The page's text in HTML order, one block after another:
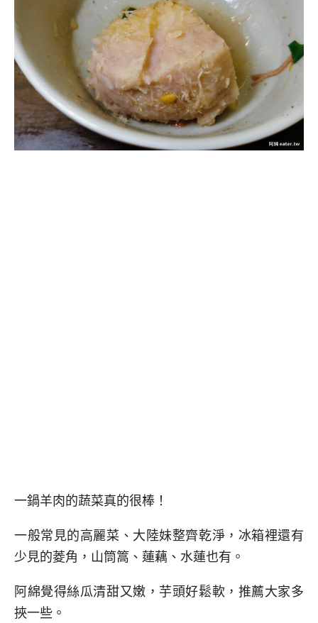
一鍋羊肉的蔬菜真的很棒！
一般常見的高麗菜、大陸妹整齊乾淨，冰箱裡還有
少見的菱角，山筒篙、蓮藕、水蓮也有。
阿綿覺得絲瓜清甜又嫩，芋頭好鬆軟，推薦大家多
挾一些。